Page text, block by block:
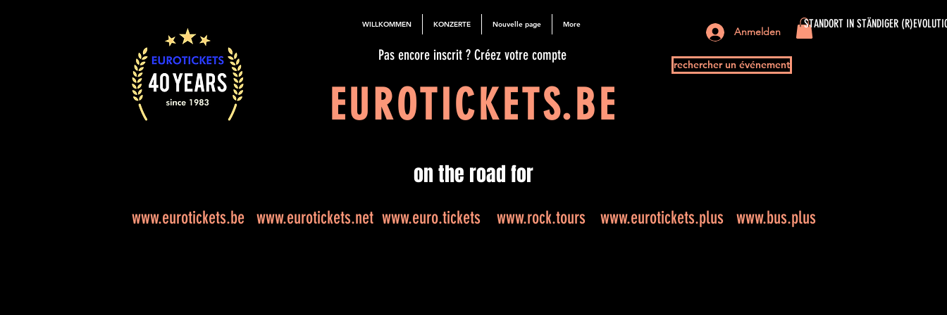
WILLKOMMEN KONZERTE Nouvelle page More STANDORT IN STÄNDIGER
Pas encore inscrit ? Créez votre compte
EUROTICKETS.BE
Anmelden
rechercher un événement
on the road for
www.eurotickets.be www.eurotickets.net www.euro.tickets www.rock.tours www.eurotickets.plus www.bus.plus